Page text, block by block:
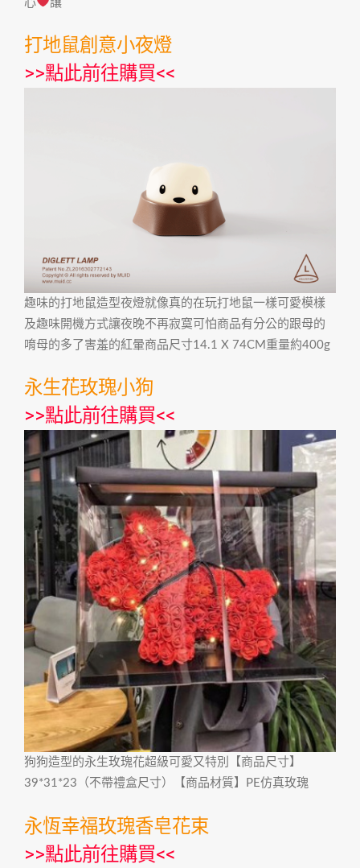
心
讓
打地鼠創意小夜燈
>>點此前往購買<<
趣味的打地鼠造型夜燈就像真的在玩打地鼠一樣可愛模樣
及趣味開機方式讓夜晚不再寂寞可怕商品有分公的跟母的
唷母的多了害羞的紅暈商品尺寸14.1 X 74CM重量約400g
永生花玫瑰小狗
>>點此前往購買<<
狗狗造型的永生玫瑰花超級可愛又特別【商品尺寸】
39*31*23（不帶禮盒尺寸）【商品材質】PE仿真玫瑰
永恆幸福玫瑰香皂花束
>>點此前往購買<<